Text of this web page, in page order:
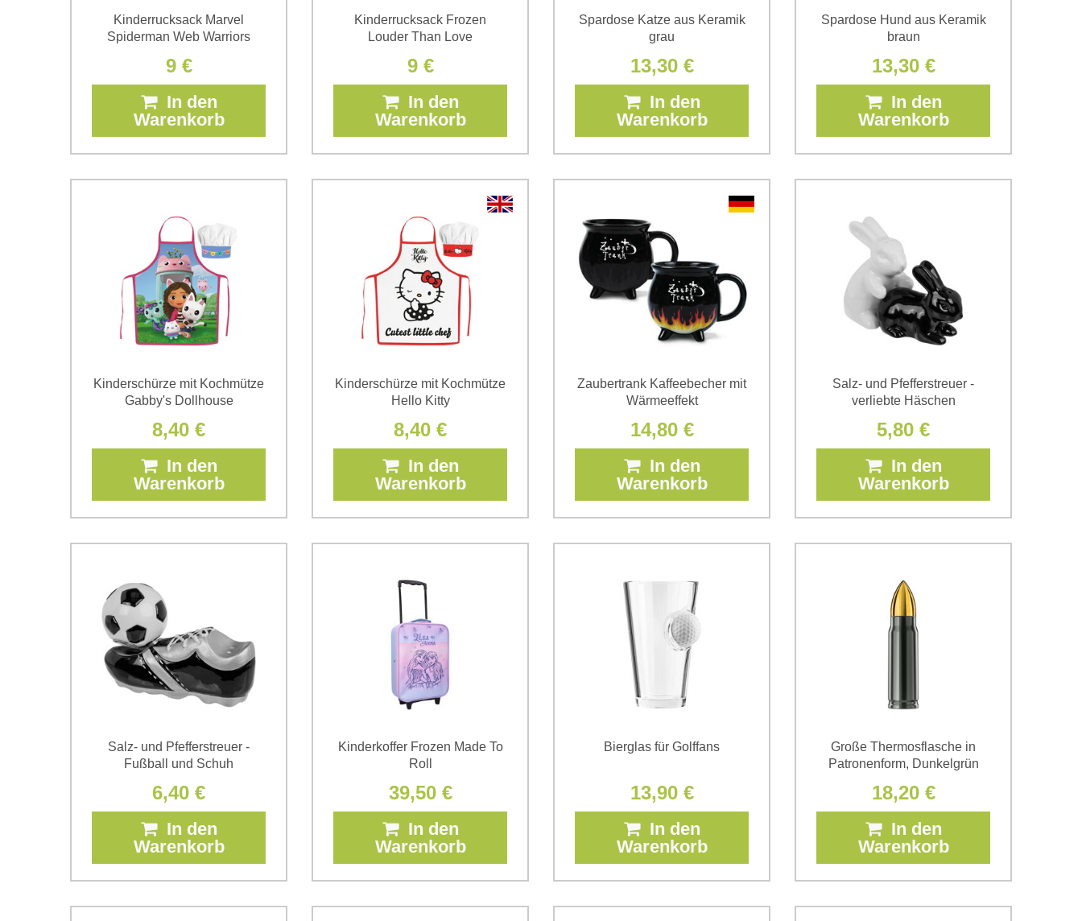
Kinderrucksack Marvel
Spiderman Web Warriors
9 €
In den
Warenkorb
Kinderrucksack Frozen
Louder Than Love
9 €
In den
Warenkorb
Spardose Katze aus Keramik
grau
13,30 €
In den
Warenkorb
Spardose Hund aus Keramik
braun
13,30 €
In den
Warenkorb
Kinderschürze mit Kochmütze
Gabby's Dollhouse
8,40 €
In den
Warenkorb
Kinderschürze mit Kochmütze
Hello Kitty
8,40 €
In den
Warenkorb
Zaubertrank Kaffeebecher mit
Wärmeeffekt
14,80 €
In den
Warenkorb
Salz- und Pfefferstreuer -
verliebte Häschen
5,80 €
In den
Warenkorb
Salz- und Pfefferstreuer -
Fußball und Schuh
6,40 €
In den
Warenkorb
Kinderkoffer Frozen Made To
Roll
39,50 €
In den
Warenkorb
Bierglas für Golffans
13,90 €
In den
Warenkorb
Große Thermosflasche in
Patronenform, Dunkelgrün
18,20 €
In den
Warenkorb